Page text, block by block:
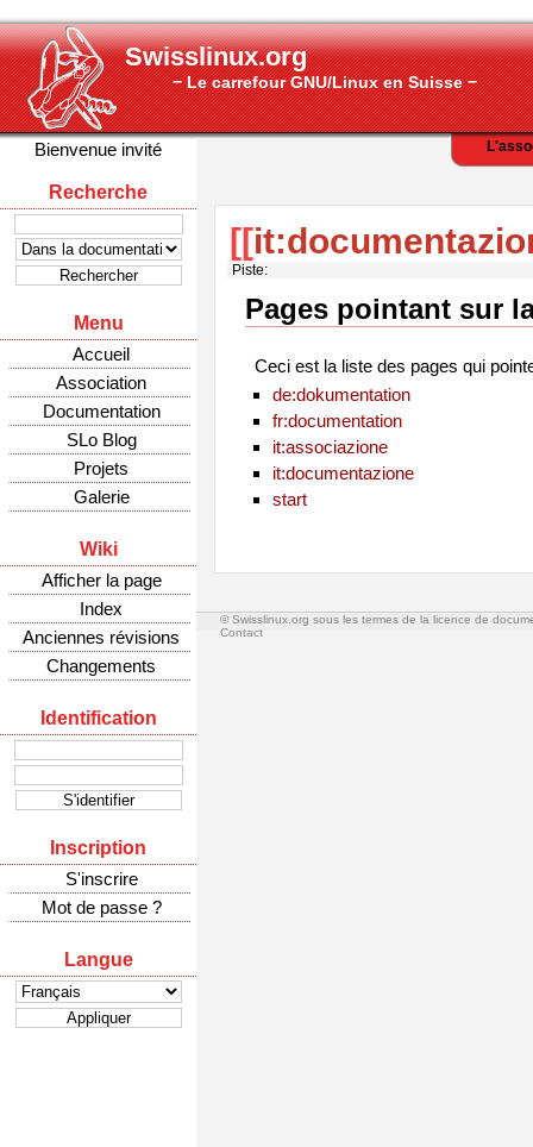
Swisslinux.org
− Le carrefour GNU/Linux en Suisse −
Bienvenue invité
Recherche
Menu
Accueil
Association
Documentation
SLo Blog
Projets
Galerie
Wiki
Afficher la page
Index
Anciennes révisions
Changements
Identification
Inscription
S'inscrire
Mot de passe ?
Langue
[[
Piste:
Pages pointant sur
Ceci est la liste des pages qui
de:dokumentation
fr:documentation
it:associazione
it:documentazione
start
© Swisslinux.org sous les termes de la licence de
Contact